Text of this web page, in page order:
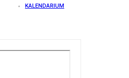
KALENDARIUM